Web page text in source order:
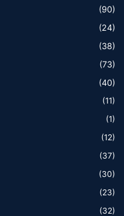
(90)
(24)
(38)
(73)
(40)
(11)
(1)
(12)
(37)
(30)
(23)
(32)